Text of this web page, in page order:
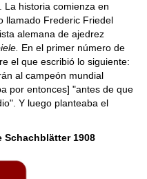
La historia comienza en
llamado Frederic Friedel
alemana de ajedrez
En el primer número de
el que escribió lo siguiente:
al campeón mundial
por entonces] "antes de que
Y luego planteaba el
Schachblätter 1908